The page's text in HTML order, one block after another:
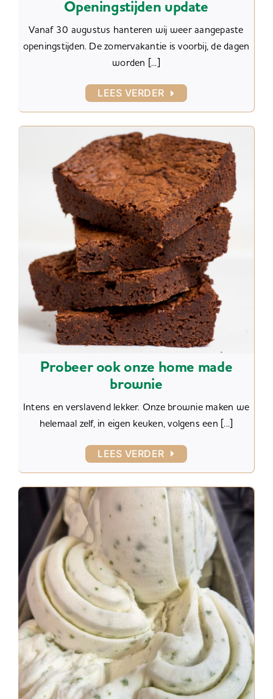
Openingstijden update
Vanaf 30 augustus hanteren wij weer aangepaste
openingstijden. De zomervakantie is voorbij, de dagen
worden [...]
LEES VERDER
Probeer ook onze home made
brownie
Intens en verslavend lekker. Onze brownie maken we
helemaal zelf, in eigen keuken, volgens een [...]
LEES VERDER